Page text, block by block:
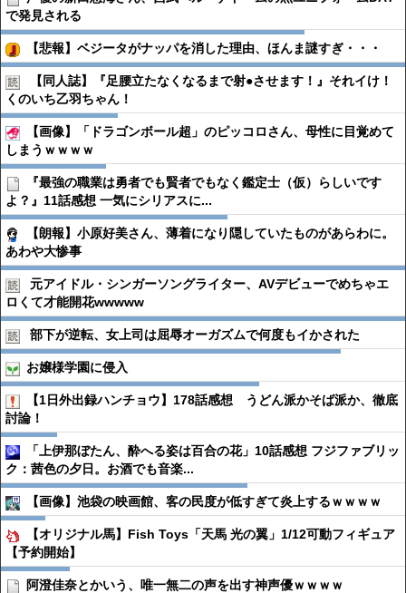
で発見される
【悲報】ベジータがナッパを消した理由、ほんま謎すぎ・・・
【同人誌】『足腰立たなくなるまで射●︎させます！』それイけ！
くのいち乙羽ちゃん！
【画像】「ドラゴンボール超」のピッコロさん、母性に目覚めて
しまうｗｗｗｗ
『最強の職業は勇者でも賢者でもなく鑑定士（仮）らしいです
よ？』11話感想 一気にシリアスに...
【朗報】小原好美さん、薄着になり隠していたものがあらわに。
あわや大惨事
元アイドル・シンガーソングライター、AVデビューでめちゃエ
ロくて才能開花wwwww
部下が逆転、女上司は屈辱オーガズムで何度もイかされた
お嬢様学園に侵入
【1日外出録ハンチョウ】178話感想 うどん派かそば派か、徹底
討論！
「上伊那ぼたん、酔へる姿は百合の花」10話感想 フジファブリッ
ク：茜色の夕日。お酒でも音楽...
【画像】池袋の映画館、客の民度が低すぎて炎上するｗｗｗｗ
【オリジナル馬】Fish Toys「天馬 光の翼」1/12可動フィギュア
【予約開始】
阿澄佳奈とかいう、唯一無二の声を出す神声優ｗｗｗｗ